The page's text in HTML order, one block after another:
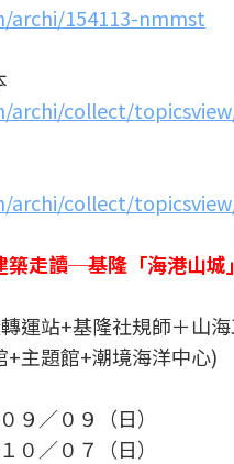
archi/154113-nmmst
collect/
collect/
築走讀─基隆「海港山
運站+基隆社規師＋山
主題館+潮境海洋中心)
９／０９（日）
０／０７（日）